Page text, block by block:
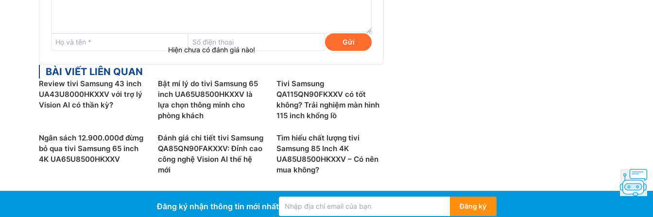
UA65M8XHAKXXV của bạn có thể tạo nên những hình ảnh độc đáo, ấn tượng và có một
không hai, phản ánh trọn vẹn khoảnh khắc hiện tại và biến đổi không khí của cả không gian
Gửi
Hiện chưa có đánh giá nào!
BÀI VIẾT LIÊN QUAN
Review tivi Samsung 43 inch
UA43U8000HKXXV với trợ lý
Vision AI có thần kỳ?
Bật mí lý do tivi Samsung 65
inch UA65U8500HKXXV là
lựa chọn thông minh cho
phòng khách
Tivi Samsung
QA115QN90FKXXV có tốt
không? Trải nghiệm màn hình
115 inch khổng lồ
Ngân sách 12.900.000đ đừng
bỏ qua tivi Samsung 65 inch
4K UA65U8500HKXXV
Đánh giá chi tiết tivi Samsung
QA85QN90FAKXXV: Đỉnh cao
công nghệ Vision AI thế hệ
mới
Tìm hiểu chất lượng tivi
Samsung 85 Inch 4K
UA85U8500HKXXV – Có nên
mua không?
Đăng ký nhận thông tin mới nhất Đăng ký